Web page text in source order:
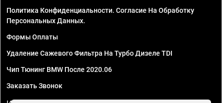
Политика Конфиденциальности. Согласие На Обработку
Персональных Данных.
Формы Оплаты
Удаление Сажевого Фильтра На Турбо Дизеле TDI
Чип Тюнинг BMW После 2020.06
Заказать Звонок